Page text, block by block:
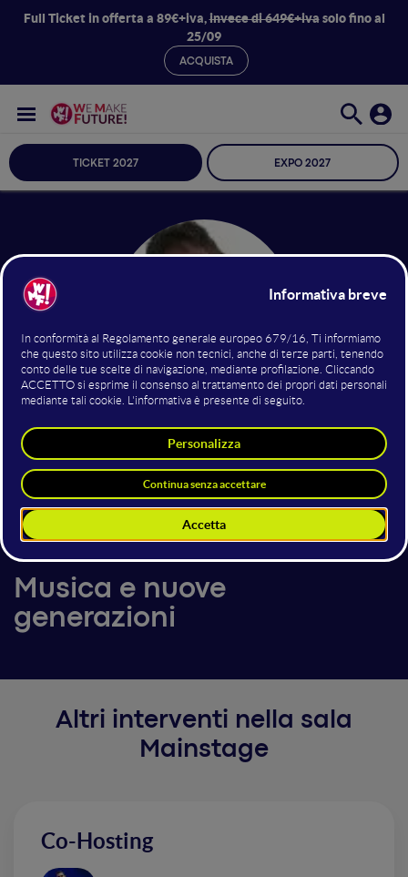
Full Ticket in offerta a 89€+iva,invece di 649€+ivasolo fino al
25/09
ACQUISTA
TICKET 2027 EXPO 2027
CEO
Fonoprint
13 giugno 202417:25 - 17:30
Mainstage
Musica e nuove
generazioni
Altri interventi nella sala
Mainstage
Co-Hosting